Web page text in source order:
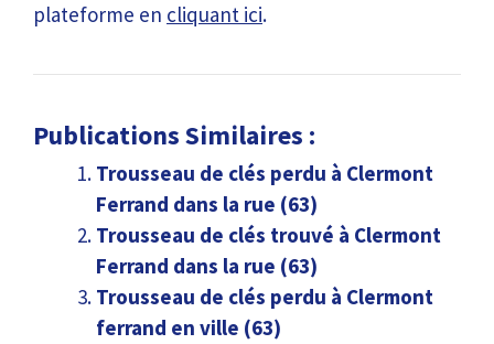
plateforme en cliquant ici.
Publications Similaires :
Trousseau de clés perdu à Clermont
Ferrand dans la rue (63)
Trousseau de clés trouvé à Clermont
Ferrand dans la rue (63)
Trousseau de clés perdu à Clermont
ferrand en ville (63)